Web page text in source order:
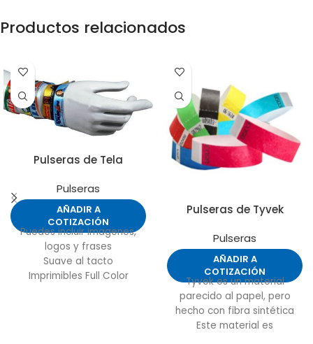
Productos relacionados
Pulseras de Tela
Pulseras
AÑADIR A
COTIZACIÓN
Puedes incluir imagenes,
logos y frases
Suave al tacto
Imprimibles Full Color
Pulseras de Tyvek
Pulseras
AÑADIR A
COTIZACIÓN
Tyvek es un material
parecido al papel, pero
hecho con fibra sintética
Este material es